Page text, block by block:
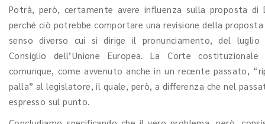
Potrà, però, certamente avere influenza sulla proposta di
perché ciò potrebbe comportare una revisione della
senso diverso cui si dirige il pronunciamento, del luglio
Consiglio dell’Unione Europea. La Corte costituzionale
comunque, come avvenuto anche in un recente passato,
palla” al legislatore, il quale, però, a differenza che nel
espresso sul punto.